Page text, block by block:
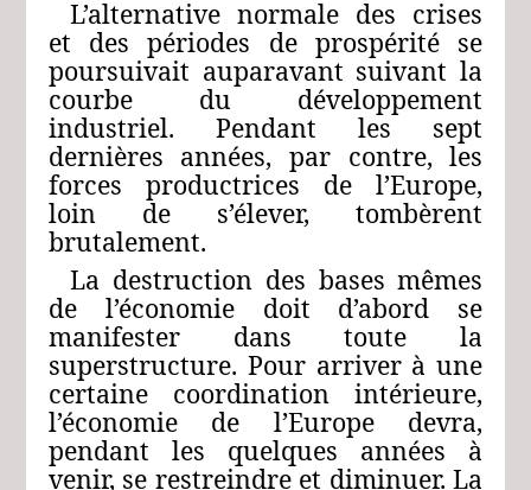
L’alternative normale des crises
et des périodes de prospérité se
poursuivait auparavant suivant la
courbe du développement
industriel. Pendant les sept
dernières années, par contre, les
forces productrices de l’Europe,
loin de s’élever, tombèrent
brutalement.
La destruction des bases mêmes
de l’économie doit d’abord se
manifester dans toute la
superstructure. Pour arriver à une
certaine coordination intérieure,
l’économie de l’Europe devra,
pendant les quelques années à
venir, se restreindre et diminuer. La